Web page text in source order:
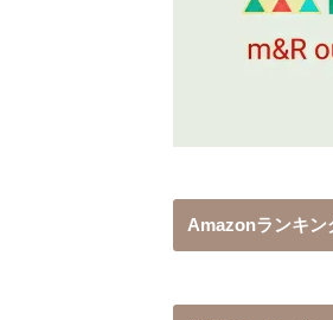
Amazonランキン